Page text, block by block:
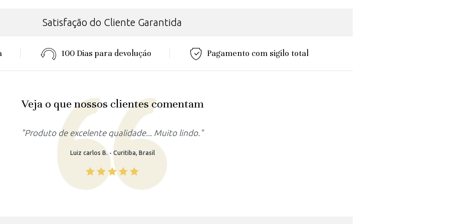
Satisfação do Cliente Garantida
100 Dias para devoluçáo Pagamento com sigilo total
Veja o que nossos clientes comentam
"Produto lindo, atendeu as minhas expectativas."
Rafaela M. - Recife, Brasil